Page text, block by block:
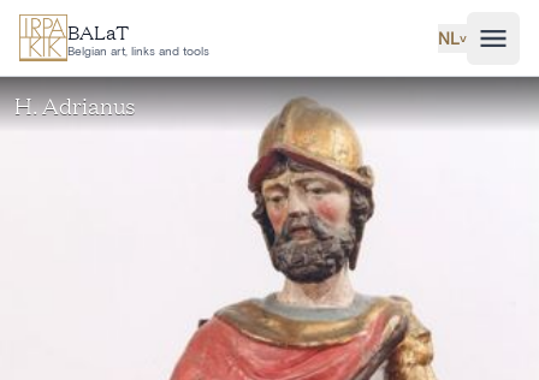
Ga naar hoofdinhoud
BALaT
Belgian art, links and tools
NL˅
H. Adrianus